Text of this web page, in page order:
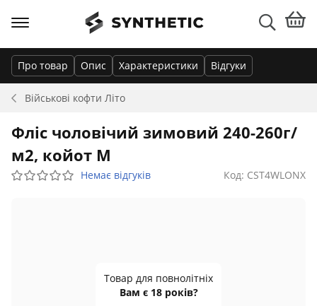
Військові кофти Літо
Про товар Опис Характеристики Відгуки
Фліс чоловічий зимовий 240-260г/
м2, койот M
Немає відгуків Код: CST4WLONX
Товар для повнолітніх
Вам є 18 років?